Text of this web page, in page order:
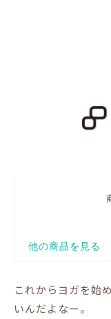
これからヨガを始
いんだよなー。